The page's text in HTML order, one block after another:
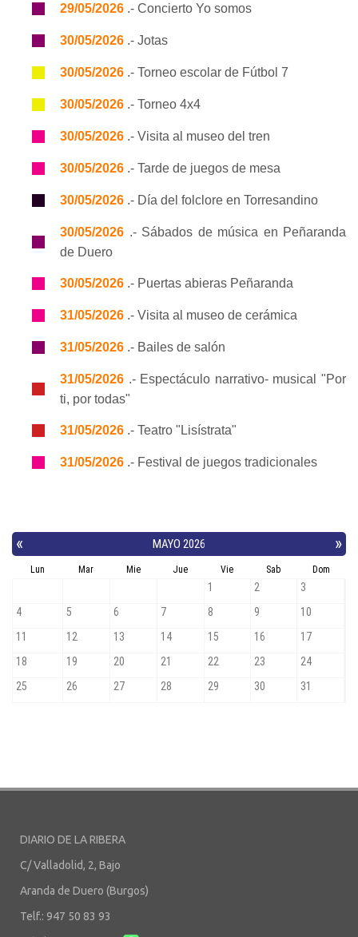
29/05/2026 .- Concierto Yo somos
30/05/2026 .- Jotas
30/05/2026 .- Torneo escolar de Fútbol 7
30/05/2026 .- Torneo 4x4
30/05/2026 .- Visita al museo del tren
30/05/2026 .- Tarde de juegos de mesa
30/05/2026 .- Día del folclore en Torresandino
30/05/2026 .- Sábados de música en Peñaranda
de Duero
30/05/2026 .- Puertas abieras Peñaranda
31/05/2026 .- Visita al museo de cerámica
31/05/2026 .- Bailes de salón
31/05/2026 .- Espectáculo narrativo- musical "Por
ti, por todas"
31/05/2026 .- Teatro "Lisístrata"
31/05/2026 .- Festival de juegos tradicionales
DIARIO DE LA RIBERA
C/ Valladolid, 2, Bajo
Aranda de Duero (Burgos)
Telf.: 947 50 83 93